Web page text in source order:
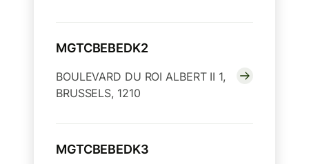
MGTCBEBEDK2
BOULEVARD DU ROI ALBERT II 1,
BRUSSELS, 1210
MGTCBEBEDK3